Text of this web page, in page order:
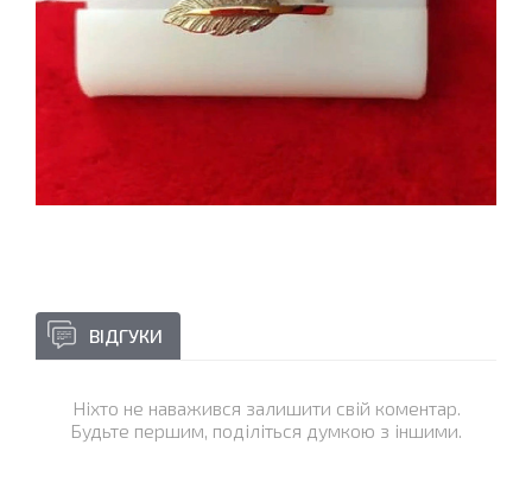
ВІДГУКИ
Ніхто не наважився залишити свій коментар.
Будьте першим, поділіться думкою з іншими.